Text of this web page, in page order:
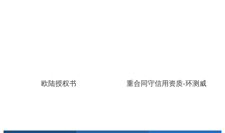
欧陆授权书 重合同守信用资质-环测威